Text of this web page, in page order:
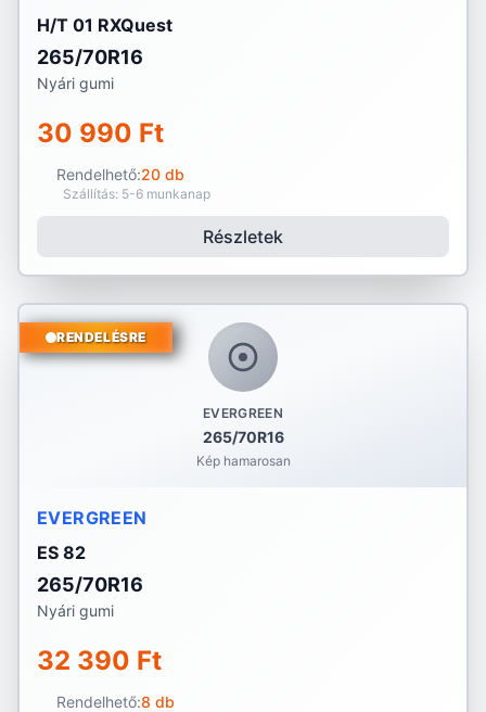
H/T 01 RXQuest
265/70R16
Nyári gumi
30 990 Ft
Rendelhető:20 db
Szállítás: 5-6 munkanap
Részletek
EVERGREEN
265/70R16
Kép hamarosan
RENDELÉSRE
EVERGREEN
ES 82
265/70R16
Nyári gumi
32 390 Ft
Rendelhető:8 db